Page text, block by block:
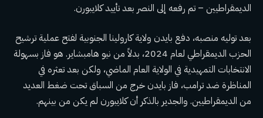
الديمقراطيين – تم رفعه إلى النصر بعدتأييد كلايبورن.
بعد توليه منصبه، دفع بايدن ولاية كارولينا الجنوبية لفتح عملية ترشيح
الحزب الديمقراطي لعام 2024، بدلاً من نيو هامبشاير. هو
فاز بسهولة
الانتخابات التمهيدية في الولاية العام الماضي، ولكن بعد تعثره في
المناظرة ضد ترامب، فاز بايدن خرج من السباق تحت ضغط العديد
من الديمقراطيين. والجدير بالذكر أن كلايبورن لم يكن من بينهم.